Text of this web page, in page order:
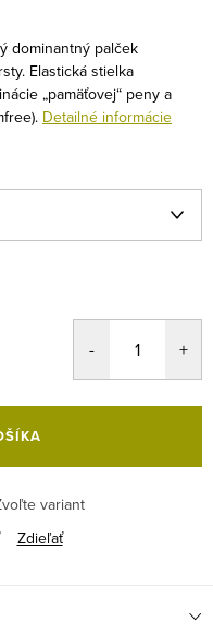
dominantný palček
Elastická stielka
„pamäťovej“ peny a
Detailné informácie
variant
Zdieľať